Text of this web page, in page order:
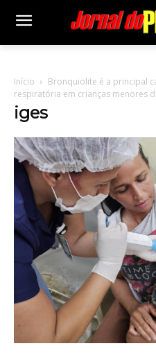
Início
Bronquiolite é a principal
respiratória em crianças menores
iges